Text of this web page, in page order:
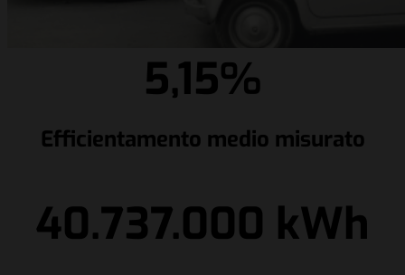
5,15%
Efficientamento medio misurato
40.737.000 kWh